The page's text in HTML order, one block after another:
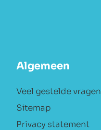
Algemeen
Veel gestelde vragen
Sitemap
Privacy statement